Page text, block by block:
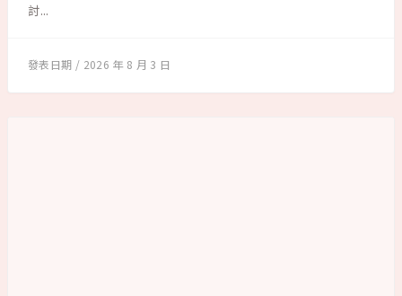
討...
2026 年 8 月 3 日